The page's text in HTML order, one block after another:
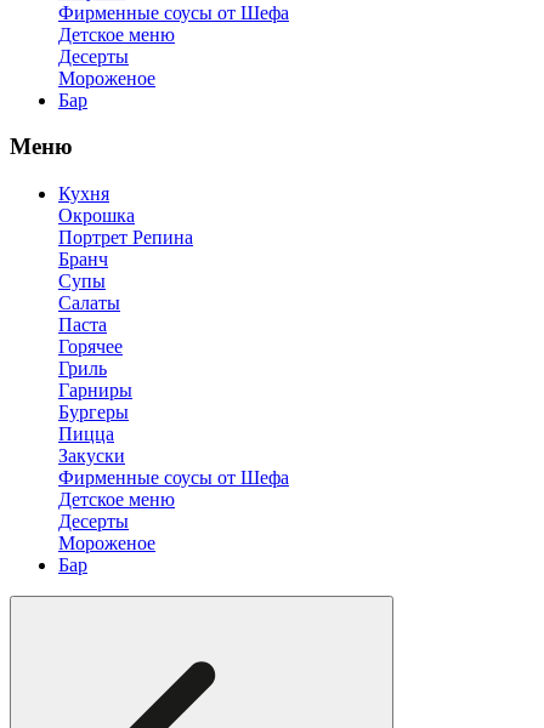
Фирменные соусы от Шефа
Детское меню
Десерты
Мороженое
Бар
Меню
Кухня
Окрошка
Портрет Репина
Бранч
Супы
Салаты
Паста
Горячее
Гриль
Гарниры
Бургеры
Пицца
Закуски
Фирменные соусы от Шефа
Детское меню
Десерты
Мороженое
Бар